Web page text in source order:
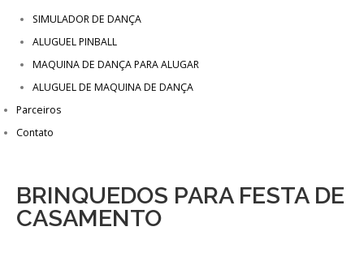
SIMULADOR DE DANÇA
ALUGUEL PINBALL
MAQUINA DE DANÇA PARA ALUGAR
ALUGUEL DE MAQUINA DE DANÇA
Parceiros
Contato
BRINQUEDOS PARA FESTA DE
CASAMENTO